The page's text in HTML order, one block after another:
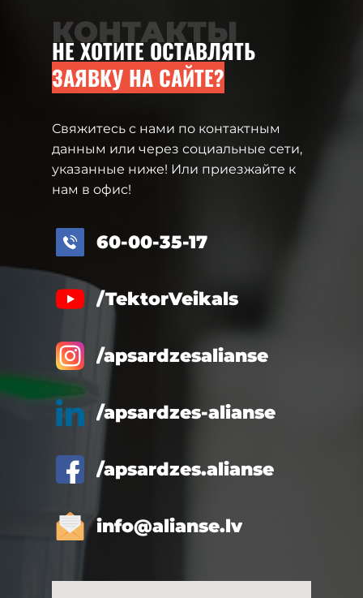
Свяжитесь с нами по контактным
данным или через социальные сети,
указанные ниже! Или приезжайте к
нам в офис!
КОНТАКТЫ
НЕ ХОТИТЕ ОСТАВЛЯТЬ
ЗАЯВКУ НА САЙТЕ?
/apsardzesalianse
/TektorVeikals
60-00-35-17
info@alianse.lv
/apsardzes.alianse
/apsardzes-alianse